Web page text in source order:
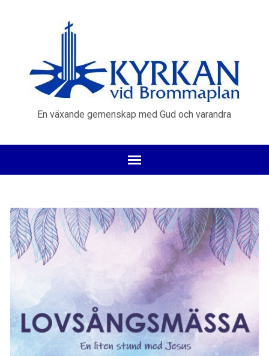
En växande gemenskap med Gud och varandra